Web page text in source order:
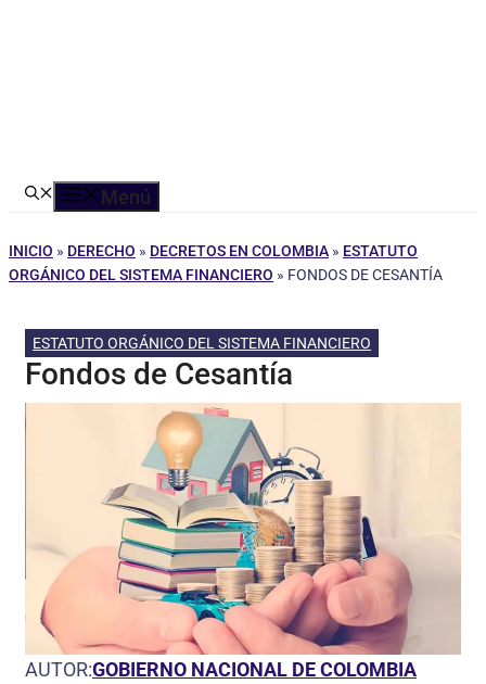
Menú
INICIO » DERECHO » DECRETOS EN COLOMBIA » ESTATUTO
ORGÁNICO DEL SISTEMA FINANCIERO » FONDOS DE CESANTÍA
ESTATUTO ORGÁNICO DEL SISTEMA FINANCIERO
Fondos de Cesantía
AUTOR:GOBIERNO NACIONAL DE COLOMBIA